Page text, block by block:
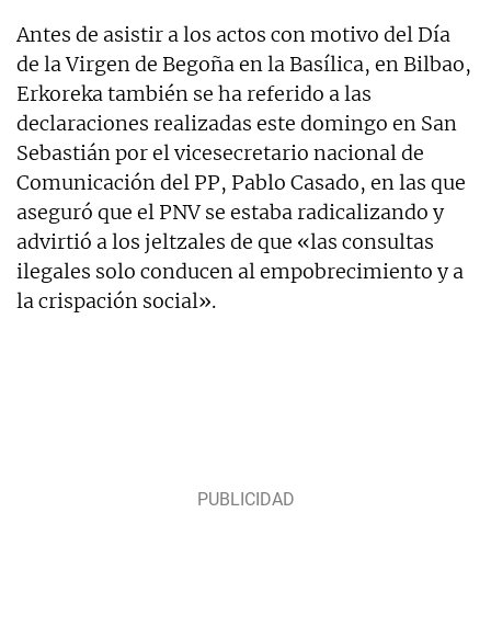
Antes de asistir a los actos con motivo del Día
de la Virgen de Begoña en la Basílica, en Bilbao,
Erkoreka también se ha referido a las
declaraciones realizadas este domingo en San
Sebastián por el vicesecretario nacional de
Comunicación del PP, Pablo Casado, en las que
aseguró que el PNV se estaba radicalizando y
advirtió a los jeltzales de que «las consultas
ilegales solo conducen al empobrecimiento y a
la crispación social».